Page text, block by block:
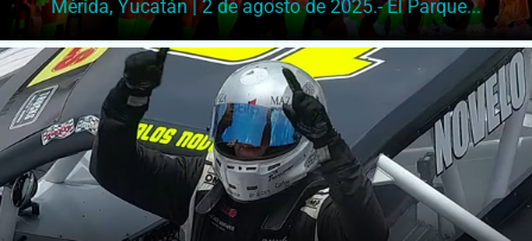
Mérida, Yucatán | 2 de agosto de 2025.- El Parque...